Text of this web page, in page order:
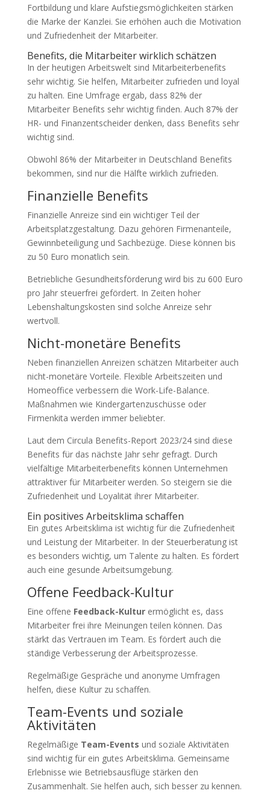
Fortbildung und klare Aufstiegsmöglichkeiten stärken
die Marke der Kanzlei. Sie erhöhen auch die Motivation
und Zufriedenheit der Mitarbeiter.
Benefits, die Mitarbeiter wirklich schätzen
In der heutigen Arbeitswelt sind Mitarbeiterbenefits
sehr wichtig. Sie helfen, Mitarbeiter zufrieden und loyal
zu halten. Eine Umfrage ergab, dass 82% der
Mitarbeiter Benefits sehr wichtig finden. Auch 87% der
HR- und Finanzentscheider denken, dass Benefits sehr
wichtig sind.
Obwohl 86% der Mitarbeiter in Deutschland Benefits
bekommen, sind nur die Hälfte wirklich zufrieden.
Finanzielle Benefits
Finanzielle Anreize sind ein wichtiger Teil der
Arbeitsplatzgestaltung. Dazu gehören Firmenanteile,
Gewinnbeteiligung und Sachbezüge. Diese können bis
zu 50 Euro monatlich sein.
Betriebliche Gesundheitsförderung wird bis zu 600 Euro
pro Jahr steuerfrei gefördert. In Zeiten hoher
Lebenshaltungskosten sind solche Anreize sehr
wertvoll.
Nicht-monetäre Benefits
Neben finanziellen Anreizen schätzen Mitarbeiter auch
nicht-monetäre Vorteile. Flexible Arbeitszeiten und
Homeoffice verbessern die Work-Life-Balance.
Maßnahmen wie Kindergartenzuschüsse oder
Firmenkita werden immer beliebter.
Laut dem Circula Benefits-Report 2023/24 sind diese
Benefits für das nächste Jahr sehr gefragt. Durch
vielfältige Mitarbeiterbenefits können Unternehmen
attraktiver für Mitarbeiter werden. So steigern sie die
Zufriedenheit und Loyalität ihrer Mitarbeiter.
Ein positives Arbeitsklima schaffen
Ein gutes Arbeitsklima ist wichtig für die Zufriedenheit
und Leistung der Mitarbeiter. In der Steuerberatung ist
es besonders wichtig, um Talente zu halten. Es fördert
auch eine gesunde Arbeitsumgebung.
Offene Feedback-Kultur
Eine offene Feedback-Kulturermöglicht es, dass
Mitarbeiter frei ihre Meinungen teilen können. Das
stärkt das Vertrauen im Team. Es fördert auch die
ständige Verbesserung der Arbeitsprozesse.
Regelmäßige Gespräche und anonyme Umfragen
helfen, diese Kultur zu schaffen.
Team-Events und soziale
Aktivitäten
Regelmäßige Team-Events und soziale Aktivitäten
sind wichtig für ein gutes Arbeitsklima. Gemeinsame
Erlebnisse wie Betriebsausflüge stärken den
Zusammenhalt. Sie helfen auch, sich besser zu kennen.